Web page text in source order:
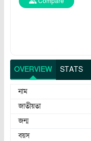
OVERVIEW STATS
নাম
জাতীয়তা
জন্ম
বয়স